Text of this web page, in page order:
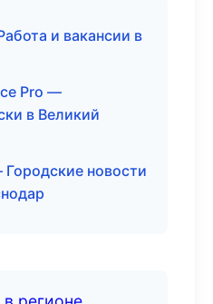
и вакансии в
Pro —
в Великий
новости